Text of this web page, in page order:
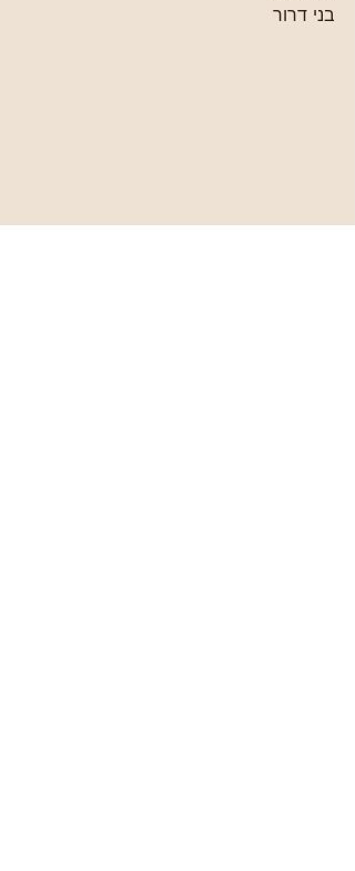
בני דרור